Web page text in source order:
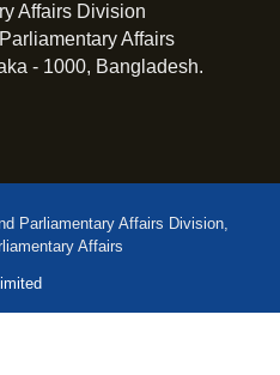
Affairs Division
Affairs
- 1000, Bangladesh.
Parliamentary Affairs Division,
Affairs